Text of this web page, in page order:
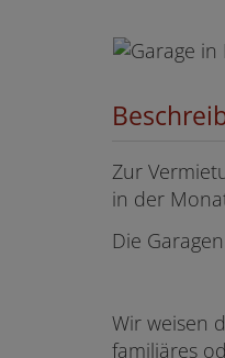
Zur
in der
Die
Wir weisen
familiäres